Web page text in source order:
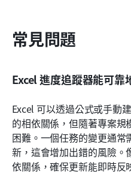
常見問題
Excel 進度追蹤器能可靠
Excel 可以透過公式或手動
的相依關係，但隨著專案
困難。一個任務的變更通
新，這會增加出錯的風險。
依關係，確保更新能即時反